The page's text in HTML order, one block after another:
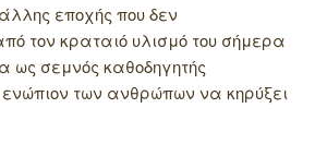
εποχής που δεν
τον κραταιό υλισμό του σήμερα
ως σεμνός καθοδηγητής
των ανθρώπων να κηρύξει